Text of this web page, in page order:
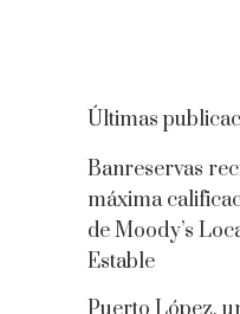
Últimas
Banreservas
máxima
de Moody’s
Estable
Puerto López,